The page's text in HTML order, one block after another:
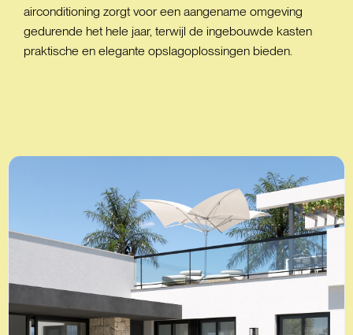
airconditioning zorgt voor een aangename omgeving
gedurende het hele jaar, terwijl de ingebouwde kasten
praktische en elegante opslagoplossingen bieden.